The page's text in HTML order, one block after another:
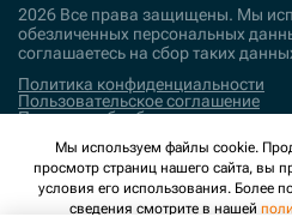
2026 Все права защищены. Мы
обезличенных персональных
соглашаетесь на сбор таких
Политика конфиденциальности
Пользовательское соглашение
Политика обработки
Поддержка и развитие
Мы используем файлы cookie.
просмотр страниц нашего сайта, вы
условия его использования. Более
сведения смотрите в нашей